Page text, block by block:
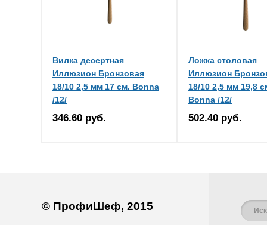
Вилка десертная
Иллюзион Бронзовая
18/10 2,5 мм 17 см. Bonna
/12/
346.60 руб.
Ложка столовая
Иллюзион
18/10 2,5 мм 19,8
Bonna /12/
502.40 руб.
© ПрофиШеф, 2015